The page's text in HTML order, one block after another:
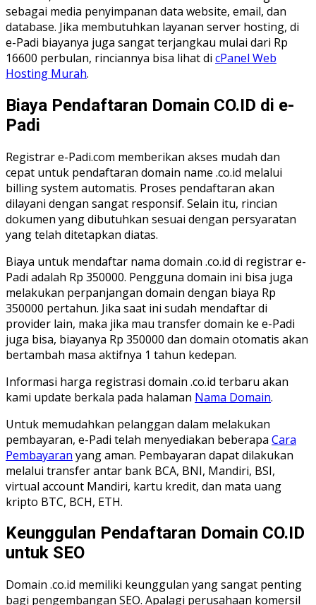
sebagai media penyimpanan data website, email, dan
database. Jika membutuhkan layanan server hosting, di
e-Padi biayanya juga sangat terjangkau mulai dari Rp
16600 perbulan, rinciannya bisa lihat di cPanel Web
Hosting Murah.
Biaya Pendaftaran Domain CO.ID di e-
Padi
Registrar e-Padi.com memberikan akses mudah dan
cepat untuk pendaftaran domain name .co.id melalui
billing system automatis. Proses pendaftaran akan
dilayani dengan sangat responsif. Selain itu, rincian
dokumen yang dibutuhkan sesuai dengan persyaratan
yang telah ditetapkan diatas.
Biaya untuk mendaftar nama domain .co.id di registrar e-
Padi adalah Rp 350000. Pengguna domain ini bisa juga
melakukan perpanjangan domain dengan biaya Rp
350000 pertahun. Jika saat ini sudah mendaftar di
provider lain, maka jika mau transfer domain ke e-Padi
juga bisa, biayanya Rp 350000 dan domain otomatis akan
bertambah masa aktifnya 1 tahun kedepan.
Informasi harga registrasi domain .co.id terbaru akan
kami update berkala pada halaman Nama Domain.
Untuk memudahkan pelanggan dalam melakukan
pembayaran, e-Padi telah menyediakan beberapa Cara
Pembayaran yang aman. Pembayaran dapat dilakukan
melalui transfer antar bank BCA, BNI, Mandiri, BSI,
virtual account Mandiri, kartu kredit, dan mata uang
kripto BTC, BCH, ETH.
Keunggulan Pendaftaran Domain CO.ID
untuk SEO
Domain .co.id memiliki keunggulan yang sangat penting
bagi pengembangan SEO. Apalagi perusahaan komersil